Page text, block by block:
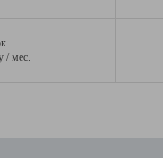
/ мес.